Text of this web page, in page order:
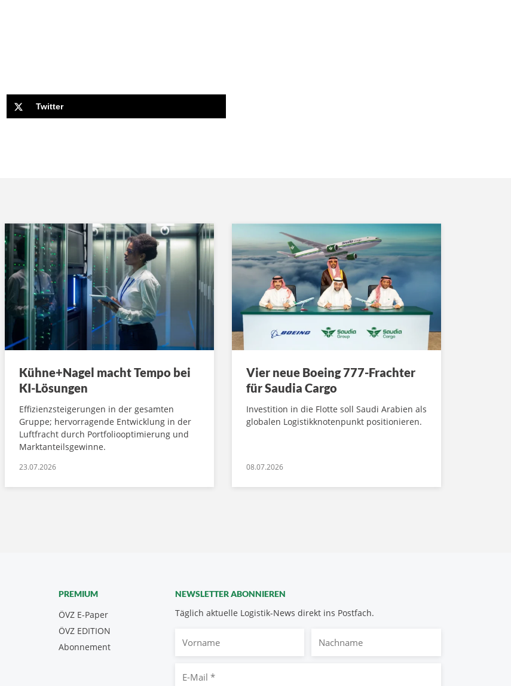
Twitter
Kühne+Nagel macht Tempo bei
KI-Lösungen
Effizienzsteigerungen in der gesamten
Gruppe; hervorragende Entwicklung in der
Luftfracht durch Portfoliooptimierung und
Marktanteilsgewinne.
23.07.2026
Vier neue Boeing 777-Frachter
für Saudia Cargo
Investition in die Flotte soll Saudi Arabien als
globalen Logistikknotenpunkt positionieren.
08.07.2026
NEWSLETTER ABONNIEREN
Täglich aktuelle Logistik-News direkt ins Postfach.
PREMIUM
ÖVZ E-Paper
Abonnement
ÖVZ EDITION